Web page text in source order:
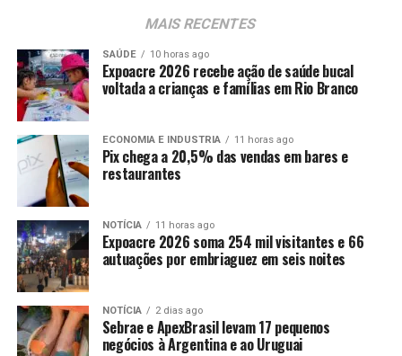
MAIS RECENTES
SAÚDE 10 horas ago
Expoacre 2026 recebe ação de saúde bucal
voltada a crianças e famílias em Rio Branco
ECONOMIA E INDUSTRIA 11 horas ago
Pix chega a 20,5% das vendas em bares e
restaurantes
NOTÍCIA 11 horas ago
Expoacre 2026 soma 254 mil visitantes e 66
autuações por embriaguez em seis noites
NOTÍCIA 2 dias ago
Sebrae e ApexBrasil levam 17 pequenos
negócios à Argentina e ao Uruguai